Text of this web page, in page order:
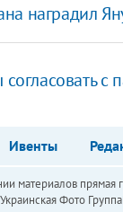
наградил
Ивенты
материалов прямая
Фото